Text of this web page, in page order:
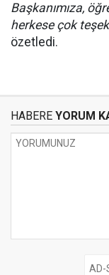
Başkanımıza,
herkese çok
özetledi.
HABERE YORUM